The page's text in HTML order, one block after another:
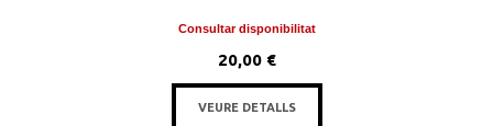
Consultar disponibilitat
20,00 €
VEURE DETALLS